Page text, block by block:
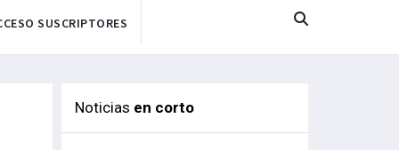
SUSCRIPTORES
Noticias en corto